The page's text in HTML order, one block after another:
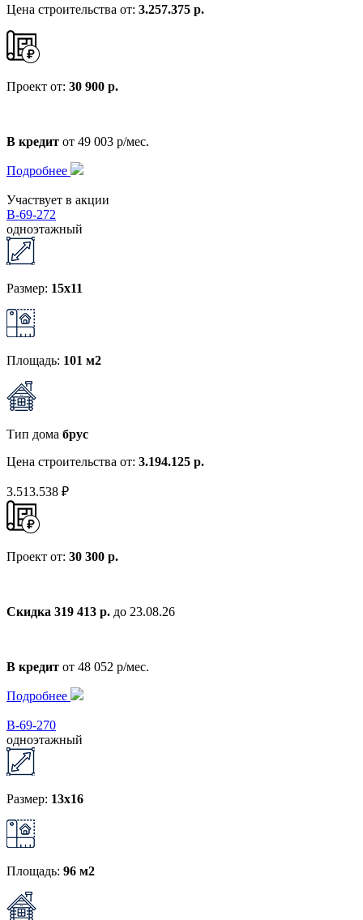
Цена строительства от: 3.257.375 р.
Проект от: 30 900 р.
В кредит от 49 003 р/мес.
Подробнее
Участвует в акции
В-69-272
одноэтажный
Размер: 15x11
Площадь: 101 м2
Тип дома брус
Цена строительства от: 3.194.125 р.
3.513.538 ₽
Проект от: 30 300 р.
Скидка 319 413 р. до 23.08.26
В кредит от 48 052 р/мес.
Подробнее
В-69-270
одноэтажный
Размер: 13x16
Площадь: 96 м2